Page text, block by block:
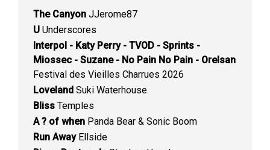
The Canyon JJerome87
U Underscores
Interpol - Katy Perry - TVOD - Sprints -
Miossec - Suzane - No Pain No Pain - Orelsan
Festival des Vieilles Charrues 2026
Loveland Suki Waterhouse
Bliss Temples
A ? of when Panda Bear & Sonic Boom
Run AwayEllside